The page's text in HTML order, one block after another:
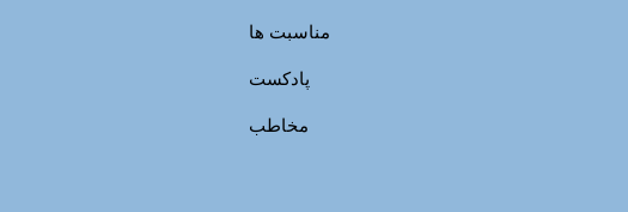
مناسبت ها
پادکست
مخاطب